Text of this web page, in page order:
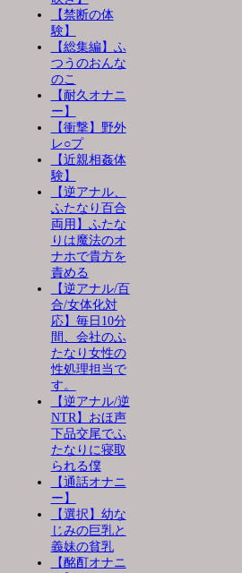
【禁断の体
験】
【総集編】ふ
つうのおんな
のこ
【耐久オナニ
ー】
【衝撃】野外
レ○プ
【近親相姦体
験】
【逆アナル、
ふたなり百合
両用】ふたな
りは魔法のオ
ナホで貴方を
責める
【逆アナル/百
合/女体化対
応】毎日10分
間、会社のふ
たなり女性の
性処理担当で
す。
【逆アナル/逆
NTR】おほ声
下品交尾でふ
たなりに寝取
られる僕
【通話オナニ
ー】
【選択】幼な
じみの巨乳と
義妹の貧乳
【酩酊オナニ